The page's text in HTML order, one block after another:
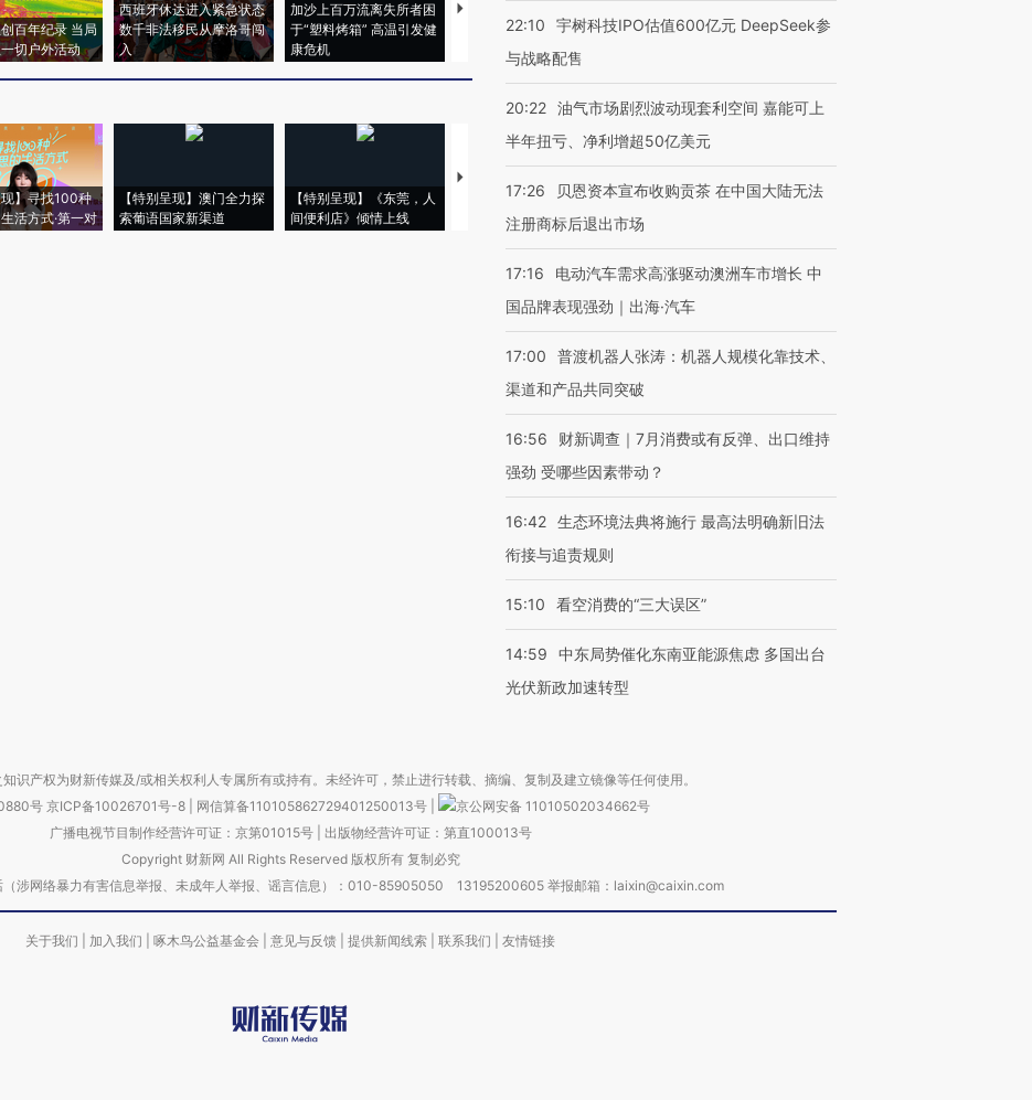
百年纪录 当局
切户外活动
西班牙休达进入紧急状态
数千非法移民从摩洛哥闯
入
加沙上百万流离失所者困
于“塑料烤箱” 高温引发健
康危机
视线｜HYROX的吸金
术：是什么让中产们甘
心“花钱找虐”？
粒摇头丸 尿检体内含3种
度Z世代 用街头抗争将教
现】寻找100种
活方式·第一对
【特别呈现】澳门全力探
索葡语国家新渠道
【特别呈现】《东莞，人
间便利店》倾情上线
【推广】走进第四届链博
会，让数智科技“链”接产
【特别呈现】寻找100种
有意思的生活方式·第三对
CFO：不靠规模取胜，华
22:10
宇树科技IPO估值600亿元 DeepSeek参
与战略配售
20:22 油气市场剧烈波动现套利空间 嘉能可上
半年扭亏、净利增超50亿美元
17:26
贝恩资本宣布收购贡茶 在中国大陆无法
注册商标后退出市场
17:16
电动汽车需求高涨驱动澳洲车市增长 中
国品牌表现强劲｜出海·汽车
17:00
普渡机器人张涛：机器人规模化靠技术、
渠道和产品共同突破
16:56
财新调查｜7月消费或有反弹、出口维持
强劲 受哪些因素带动？
16:42 生态环境法典将施行 最高法明确新旧法
衔接与追责规则
15:10 看空消费的“三大误区”
14:59
中东局势催化东南亚能源焦虑 多国出台
光伏新政加速转型
识产权为财新传媒及/或相关权利人专属所有或持有。未经许可，禁止进行转载、摘编、复制及建立镜像等任何使用。
号 京ICP备10026701号-8 网信算备110105862729401250013号
京公网安备 11010502034662号
广播电视节目制作经营许可证：京第01015号| 出版物经营许可证：第直100013号
Copyright 财新网 All Rights Reserved 版权所有 复制必究
（涉网络暴力有害信息举报、未成年人举报、谣言信息）：010-85905050 13195200605 举报邮箱：laixin@caixin.com
关于我们 加入我们 啄木鸟公益基金会 意见与反馈 提供新闻线索 联系我们 友情链接